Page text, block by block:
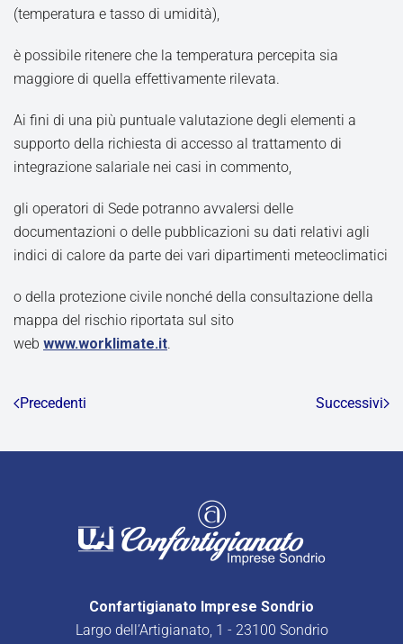
(temperatura e tasso di umidità),
è possibile ritenere che la temperatura percepita sia
maggiore di quella effettivamente rilevata.
Ai fini di una più puntuale valutazione degli elementi a
supporto della richiesta di accesso al trattamento di
integrazione salariale nei casi in commento,
gli operatori di Sede potranno avvalersi delle
documentazioni o delle pubblicazioni su dati relativi agli
indici di calore da parte dei vari dipartimenti meteoclimatici
o della protezione civile nonché della consultazione della
mappa del rischio riportata sul sito
web www.worklimate.it.
Precedenti Successivi
Confartigianato Imprese Sondrio
Largo dell’Artigianato, 1 - 23100 Sondrio